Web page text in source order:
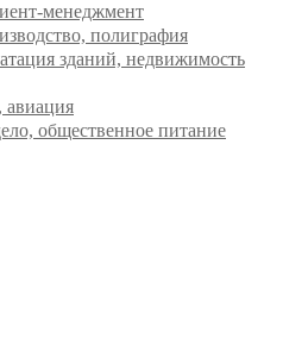
менеджмент
полиграфия
зданий, недвижимость
авиация
общественное питание